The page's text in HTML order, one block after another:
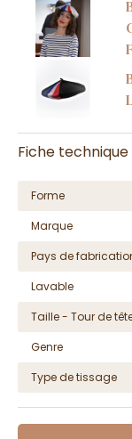
Fiche technique
Forme
Marque
Pays de
Lavable
Taille - Tour de
Genre
Type de tissage